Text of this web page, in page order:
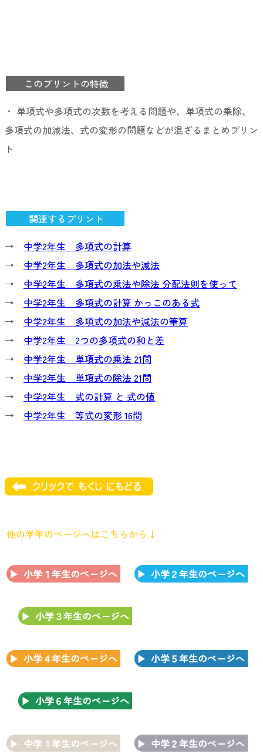
このプリントの特徴
・ 単項式や多項式の次数を考える問題や、単項式の乗除、
多項式の加減法、式の変形の問題などが混ざるまとめプリン
ト
関連するプリント
→ 中学2年生 多項式の計算
→ 中学2年生 多項式の加法や減法
→ 中学2年生 多項式の乗法や除法 分配法則を使って
→ 中学2年生 多項式の計算 かっこのある式
→ 中学2年生 多項式の加法や減法の筆算
→ 中学2年生 2つの多項式の和と差
→ 中学2年生 単項式の乗法 21問
→ 中学2年生 単項式の除法 21問
→ 中学2年生 式の計算 と 式の値
→ 中学2年生 等式の変形 16問
他の学年のページへはこちらから↓
小学１年生のページへ 小学２年生のページへ
小学３年生のページへ
小学４年生のページへ 小学５年生のページへ
小学６年生のページへ
中学１年生のページへ 中学２年生のページへ